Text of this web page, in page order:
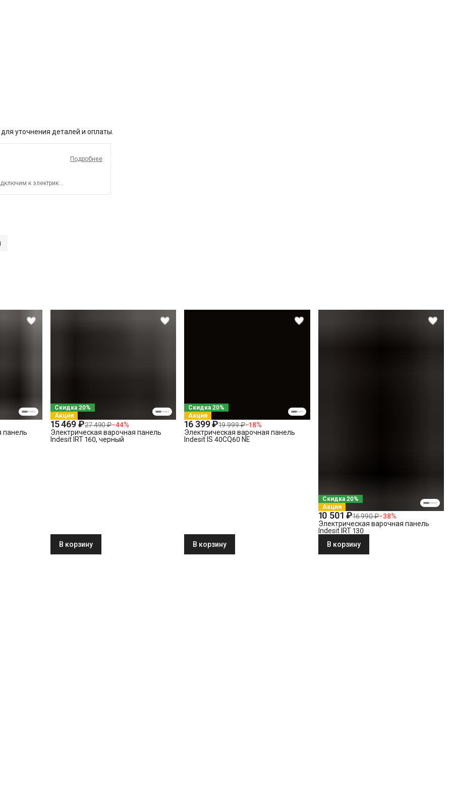
уточнения деталей и оплаты.
Подробнее
к электрике.
панель
Скидка 20%
Акция
15 469 ₽27 490 ₽−44%
Электрическая варочная панель
Indesit IRT 160, черный
В корзину
Скидка 20%
Акция
16 399 ₽19 999 ₽−18%
Электрическая варочная панель
Indesit IS 40CQ60 NE
В корзину
Скидка 20%
Акция
10 501 ₽16 990 ₽−38%
Электрическая варочная панель
Indesit IRT 130
В корзину